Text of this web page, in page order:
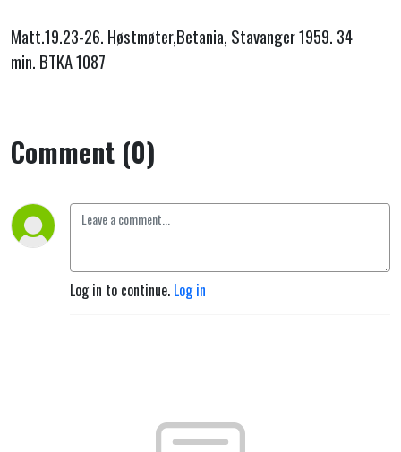
for Gud."
Matt.19.23-26. Høstmøter,Betania, Stavanger 1959. 34
min. BTKA 1087
Comment (0)
Log in to continue. Log in